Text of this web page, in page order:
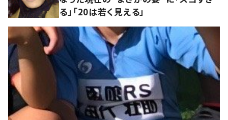
る」「20は若く見える」